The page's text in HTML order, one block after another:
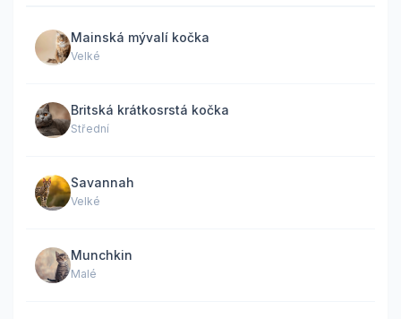
Mainská mývalí kočka
Velké
Britská krátkosrstá kočka
Střední
Savannah
Velké
Munchkin
Malé